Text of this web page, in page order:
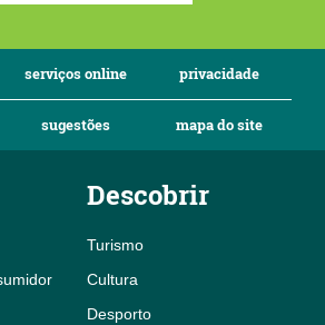
serviços online privacidade
sugestões mapa do site
Descobrir
Turismo
Cultura
Desporto